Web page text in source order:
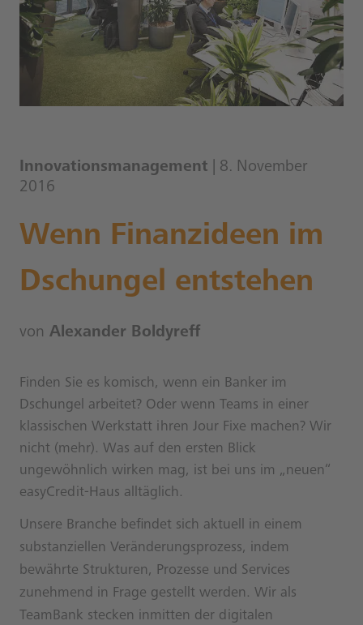
Innovationsmanagement | 8. November
2016
Wenn Finanzideen im
Dschungel entstehen
von Alexander Boldyreff
Finden Sie es komisch, wenn ein Banker im
Dschungel arbeitet? Oder wenn Teams in einer
klassischen Werkstatt ihren Jour Fixe machen? Wir
nicht (mehr). Was auf den ersten Blick
ungewöhnlich wirken mag, ist bei uns im „neuen“
easyCredit-Haus alltäglich.
Unsere Branche befindet sich aktuell in einem
substanziellen Veränderungsprozess, indem
bewährte Strukturen, Prozesse und Services
zunehmend in Frage gestellt werden. Wir als
TeamBank stecken inmitten der digitalen